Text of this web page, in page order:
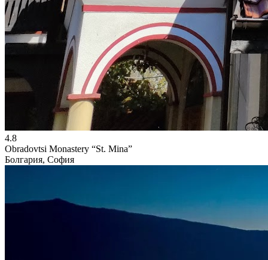
4.8
Obradovtsi Monastery “St. Mina”
Болгария, София